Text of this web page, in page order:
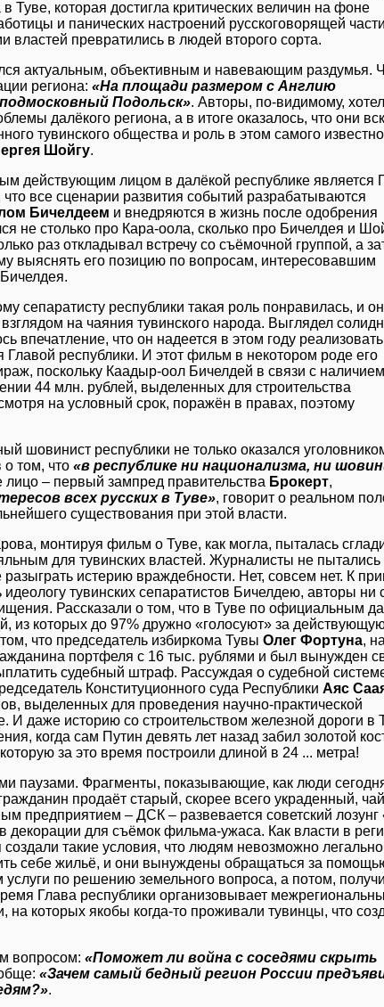
Туве, которая достигла критических величин на фоне
и панических настроений русскоговорящей части
властей превратились в людей второго сорта.
актуальным, объективным и навевающим раздумья.
региона: «На площади размером с Англию
Подольск». Авторы, по-видимому,
далёкого региона, а в итоге оказалось, что они
тувинского общества и роль в этом самого
Шойгу.
действующим лицом в далёкой республике является
все сценарии развития событий разрабатываются
Бичелдеем и внедряются в жизнь после одобрения
не столько про Кара-оола, сколько про Бичелдея и
раз откладывал встречу со съёмочной группой, а
выяснять его позицию по вопросам, интересовавшим
сепаратисту республики такая роль понравилась, и
на чаяния тувинского народа. Выглядел
впечатление, что он надеется в этом году
республики. И этот фильм в некотором роде его
поскольку Каадыр-оол Бичелдей в связи с наличием
44 млн. рублей, выделенных для строительства
на условный срок, поражён в правах, поэтому
шовинист республики не только оказался
о том, что «в республике ни национализма, ни
– первый зампред правительства Брокерт,
всех русских в Туве», говорит о реальном
существования при этой власти.
монтируя фильм о Туве, как могла, пыталась
для тувинских властей. Журналисты не пытались
истерию враждебности. Нет, совсем нет. К
тувинских сепаратистов Бичелдею, авторы ни
Рассказали о том, что в Туве по официальным
из которых до 97% дружно «голосуют» за
что председатель избиркома Тувы Олег Фортуна,
портфеля с 16 тыс. рублями и был вынужден
судебный штраф. Рассуждая о судебной
Конституционного суда Республики Аяс
выделенных для проведения научно-практической
И даже историю со строительством железной дороги в
когда сам Путин девять лет назад забил золотой
за это время построили длиной в 24 ... метра!
паузами. Фрагменты, показывающие, как люди
продаёт старый, скорее всего украденный,
предприятием – ДСК – развевается советский
для съёмок фильма-ужаса. Как власти в
такие условия, что людям невозможно легально
себе жильё, и они вынуждены обращаться за
по решению земельного вопроса, а потом,
Глава республики организовывает
на которых якобы когда-то проживали тувинцы, что
вопросом: «Поможет ли война с соседями скрыть
«Зачем самый бедный регион России
.